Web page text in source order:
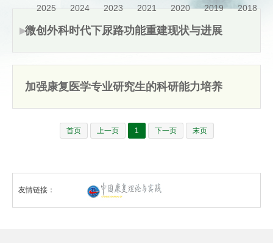
2025 2024 2023 2021 2020 2019 2018
微创外科时代下尿路功能重建现状与进展
加强康复医学专业研究生的科研能力培养
首页 上一页 1 下一页 末页
友情链接：